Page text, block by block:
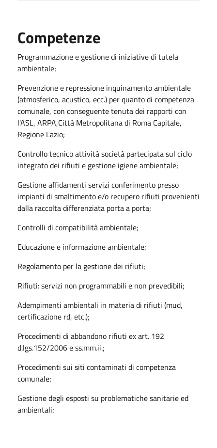
Competenze
Programmazione e gestione di iniziative di tutela
ambientale;
Prevenzione e repressione inquinamento ambientale
(atmosferico, acustico, ecc.) per quanto di competenza
comunale, con conseguente tenuta dei rapporti con
l'ASL, ARPA,Città Metropolitana di Roma Capitale,
Regione Lazio;
Controllo tecnico attività società partecipata sul ciclo
integrato dei rifiuti e gestione igiene ambientale;
Gestione affidamenti servizi conferimento presso
impianti di smaltimento e/o recupero rifiuti provenienti
dalla raccolta differenziata porta a porta;
Controlli di compatibilità ambientale;
Educazione e informazione ambientale;
Regolamento per la gestione dei rifiuti;
Rifiuti: servizi non programmabili e non prevedibili;
Adempimenti ambientali in materia di rifiuti (mud,
certificazione rd, etc.);
Procedimenti di abbandono rifiuti ex art. 192
d.lgs.152/2006 e ss.mm.ii.;
Procedimenti sui siti contaminati di competenza
comunale;
Gestione degli esposti su problematiche sanitarie ed
ambientali;